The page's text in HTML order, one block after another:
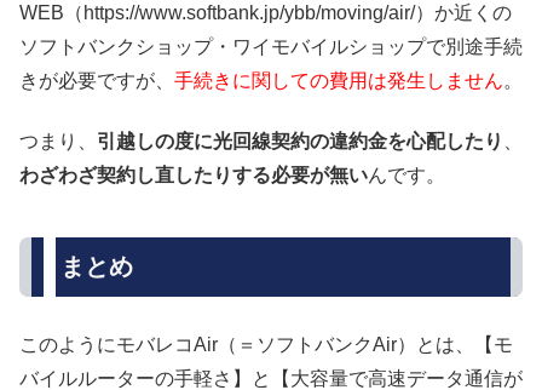
WEB（https://www.softbank.jp/ybb/moving/air/）か近くの
ソフトバンクショップ・ワイモバイルショップで別途手続
きが必要ですが、 手続きに関しての費用は発生しません。
つまり、 引越しの度に光回線契約の違約金を心配したり
わざわざ契約し直したりする必要が無いんです。
まとめ
このようにモバレコAir（＝ソフトバンクAir）とは、
【モ
バイルルーターの手軽さ】と【大容量で高速データ通信が